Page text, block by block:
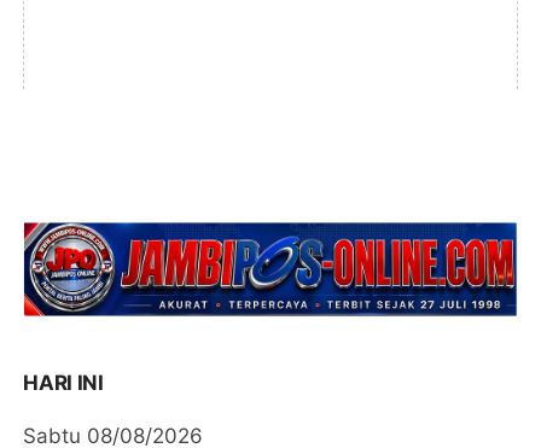
HARI INI
Sabtu 08/08/2026